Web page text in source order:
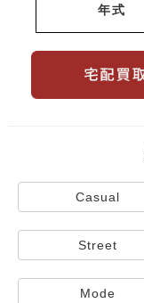
年式
Casual
Street
Mode